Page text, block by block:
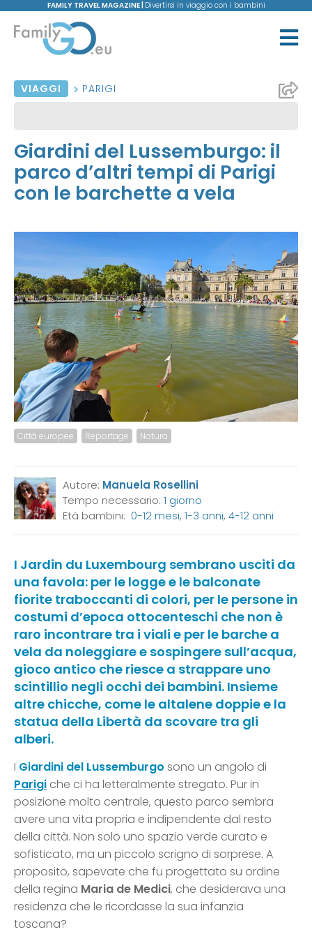
FAMILY TRAVEL MAGAZINE | Divertirsi in viaggio con i bambini
VIAGGI PARIGI
Giardini del Lussemburgo: il
parco d’altri tempi di Parigi
con le barchette a vela
Città europee Reportage Natura
Autore: Manuela Rosellini
Tempo necessario: 1 giorno
Età bambini: 0-12 mesi, 1-3 anni, 4-12 anni
I Jardin du Luxembourg sembrano usciti da
una favola: per le logge e le balconate
fiorite traboccanti di colori, per le persone in
costumi d’epoca ottocenteschi che non è
raro incontrare tra i viali e per le barche a
vela da noleggiare e sospingere sull’acqua,
gioco antico che riesce a strappare uno
scintillio negli occhi dei bambini. Insieme
altre chicche, come le altalene doppie e la
statua della Libertà da scovare tra gli
alberi.
I Giardini del Lussemburgo sono un angolo di
Parigi che ci ha letteralmente stregato. Pur in
posizione molto centrale, questo parco sembra
avere una vita propria e indipendente dal resto
della città. Non solo uno spazio verde curato e
sofisticato, ma un piccolo scrigno di sorprese. A
proposito, sapevate che fu progettato su ordine
della regina Maria de Medici, che desiderava una
residenza che le ricordasse la sua infanzia
toscana?